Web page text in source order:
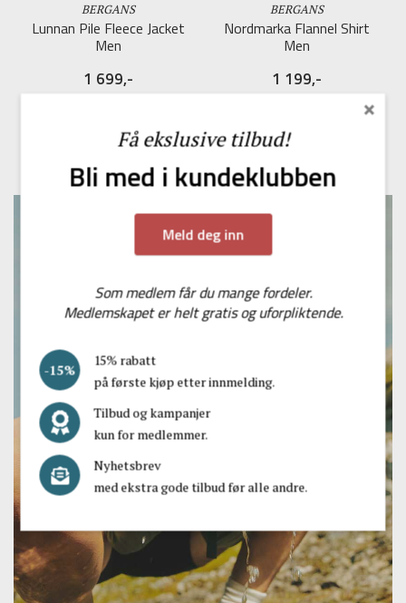
BERGANS
Lunnan Pile Fleece Jacket
Men
1 699,-
BERGANS
Nordmarka Flannel Shirt
Men
1 199,-
×
Få ekslusive tilbud!
Bli med i kundeklubben
Meld deg inn
Som medlem får du mange fordeler.
Medlemskapet er helt gratis og uforpliktende.
15% rabatt
på første kjøp etter innmelding.
Tilbud og kampanjer
kun for medlemmer.
Nyhetsbrev
med ekstra gode tilbud før alle andre.